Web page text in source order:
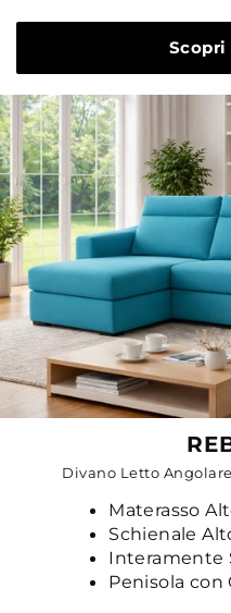
standard
Divano Letto
Materasso
Schienale
Interamente
Penisola